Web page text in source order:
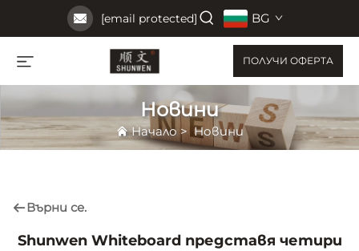
[email protected] BG
ПОЛУЧИ ОФЕРТА
Новини
Начало> Новини
Върни се.
Shunwen Whiteboard представя четири